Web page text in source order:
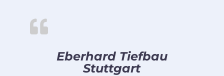
Eberhard Tiefbau
Stuttgart